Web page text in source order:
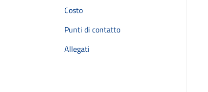
Costo
Punti di contatto
Allegati